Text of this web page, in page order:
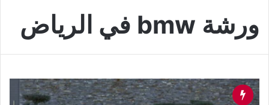
ورشة bmw في الرياض